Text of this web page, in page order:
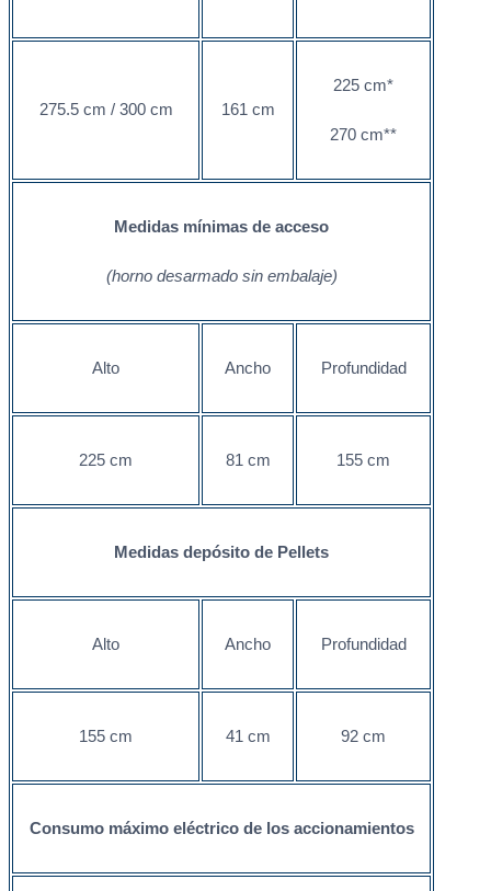
275.5 cm / 300 cm 161 cm
225 cm*
270 cm**
Medidas mínimas de acceso
(horno desarmado sin embalaje)
Alto Ancho Profundidad
225 cm 81 cm 155 cm
Medidas depósito de Pellets
Alto Ancho Profundidad
155 cm 41 cm 92 cm
Consumo máximo eléctrico de los accionamientos